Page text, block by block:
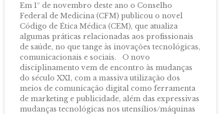
Em 1º de novembro deste ano o Conselho
Federal de Medicina (CFM) publicou o novel
Código de Ética Médica (CEM), que atualiza
algumas práticas relacionadas aos profissionais
de saúde, no que tange às inovações tecnológicas,
comunicacionais e sociais. O novo
disciplinamento vem de encontro às mudanças
do século XXI, com a massiva utilização dos
meios de comunicação digital como ferramenta
de marketing e publicidade, além das expressivas
mudanças tecnológicas nos utensílios/máquinas